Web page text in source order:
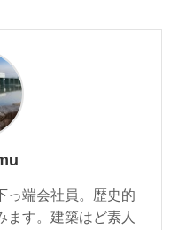
っ端会社員。歴史的
ます。建築はど素人